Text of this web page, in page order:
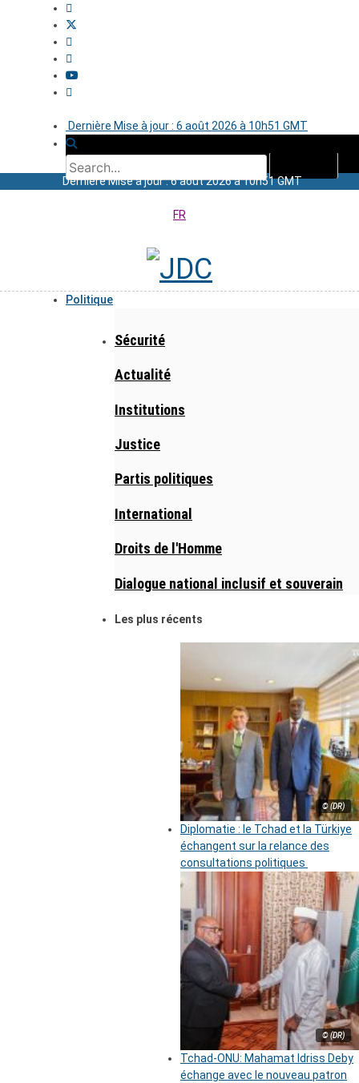
Dernière Mise à jour : 6 août 2026 à 10h51 GMT
Dernière Mise à jour : 6 août 2026 à 10h51 GMT
FR
Politique
Sécurité
Actualité
Institutions
Justice
Partis politiques
International
Droits de l'Homme
Dialogue national inclusif et souverain
Les plus récents
© (DR)
Diplomatie : le Tchad et la Türkiye
échangent sur la relance des
consultations politiques
© (DR)
Tchad-ONU: Mahamat Idriss Deby
échange avec le nouveau patron